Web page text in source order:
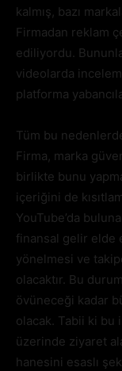
kalmış, bazı
Firmadan reklam
ediliyordu.
videolarda
platforma
Tüm bu
Firma, marka
birlikte bunu
içeriğini de
YouTube’da
finansal gelir elde
yönelmesi ve
olacaktır. Bu
övüneceği kadar
olacak. Tabii ki bu
üzerinde ziyaret
hanesini esaslı